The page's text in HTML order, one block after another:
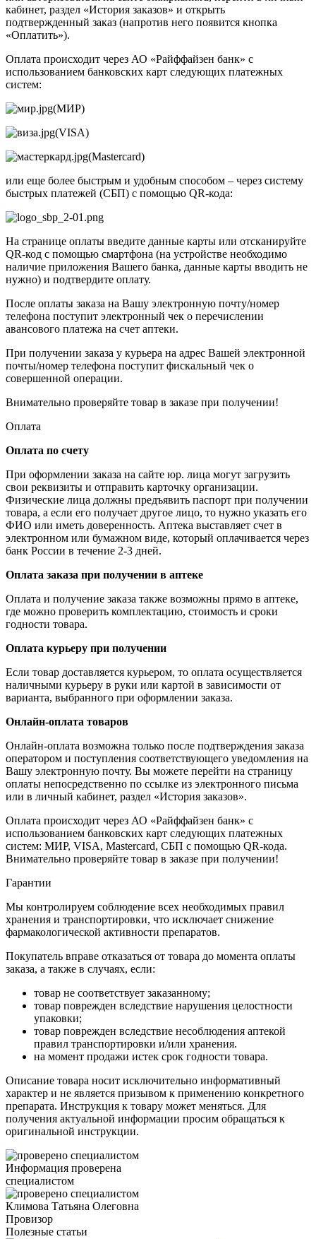
кабинет, раздел «История заказов» и открыть
подтвержденный заказ (напротив него появится кнопка
«Оплатить»).
Оплата происходит через АО «Райффайзен банк» с
использованием банковских карт следующих платежных
систем:
(МИР)
(VISA)
(Mastercard)
или еще более быстрым и удобным способом – через систему
быстрых платежей (СБП) с помощью QR-кода:
На странице оплаты введите данные карты или отсканируйте
QR-код с помощью смартфона (на устройстве необходимо
наличие приложения Вашего банка, данные карты вводить не
нужно) и подтвердите оплату.
После оплаты заказа на Вашу электронную почту/номер
телефона поступит электронный чек о перечислении
авансового платежа на счет аптеки.
При получении заказа у курьера на адрес Вашей электронной
почты/номер телефона поступит фискальный чек о
совершенной операции.
Внимательно проверяйте товар в заказе при получении!
Оплата
Оплата по счету
При оформлении заказа на сайте юр. лица могут загрузить
свои реквизиты и отправить карточку организации.
Физические лица должны предъявить паспорт при получении
товара, а если его получает другое лицо, то нужно указать его
ФИО или иметь доверенность. Аптека выставляет счет в
электронном или бумажном виде, который оплачивается через
банк России в течение 2-3 дней.
Оплата заказа при получении в аптеке
Оплата и получение заказа также возможны прямо в аптеке,
где можно проверить комплектацию, стоимость и сроки
годности товара.
Оплата курьеру при получении
Если товар доставляется курьером, то оплата осуществляется
наличными курьеру в руки или картой в зависимости от
варианта, выбранного при оформлении заказа.
Онлайн-оплата товаров
Онлайн-оплата возможна только после подтверждения заказа
оператором и поступления соответствующего уведомления на
Вашу электронную почту. Вы можете перейти на страницу
оплаты непосредственно по ссылке из электронного письма
или в личный кабинет, раздел «История заказов».
Оплата происходит через АО «Райффайзен банк» с
использованием банковских карт следующих платежных
систем: МИР, VISA, Mastercard, СБП с помощью QR-кода.
Внимательно проверяйте товар в заказе при получении!
Гарантии
Мы контролируем соблюдение всех необходимых правил
хранения и транспортировки, что исключает снижение
фармакологической активности препаратов.
Покупатель вправе отказаться от товара до момента оплаты
заказа, а также в случаях, если:
товар не соответствует заказанному;
товар поврежден вследствие нарушения целостности
упаковки;
товар поврежден вследствие несоблюдения аптекой
правил транспортировки и/или хранения.
на момент продажи истек срок годности товара.
Описание товара носит исключительно информативный
характер и не является призывом к применению конкретного
препарата. Инструкция к товару может меняться. Для
получения актуальной информации просим обращаться к
оригинальной инструкции.
Информация проверена
специалистом
Климова Татьяна Олеговна
Провизор
Полезные статьи